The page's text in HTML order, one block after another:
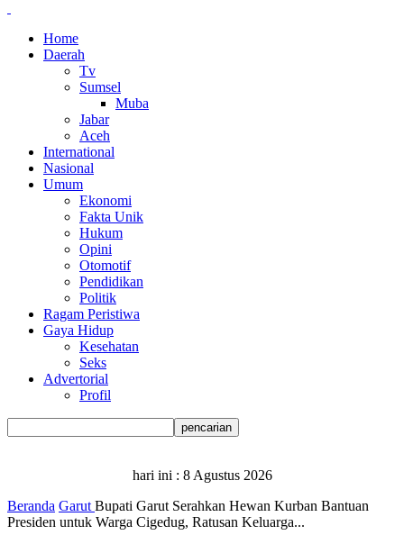
Home
Daerah
Tv
Sumsel
Muba
Jabar
Aceh
International
Nasional
Umum
Ekonomi
Fakta Unik
Hukum
Opini
Otomotif
Pendidikan
Politik
Ragam Peristiwa
Gaya Hidup
Kesehatan
Seks
Advertorial
Profil
hari ini : 8 Agustus 2026
Beranda Garut Bupati Garut Serahkan Hewan Kurban Bantuan
Presiden untuk Warga Cigedug, Ratusan Keluarga...